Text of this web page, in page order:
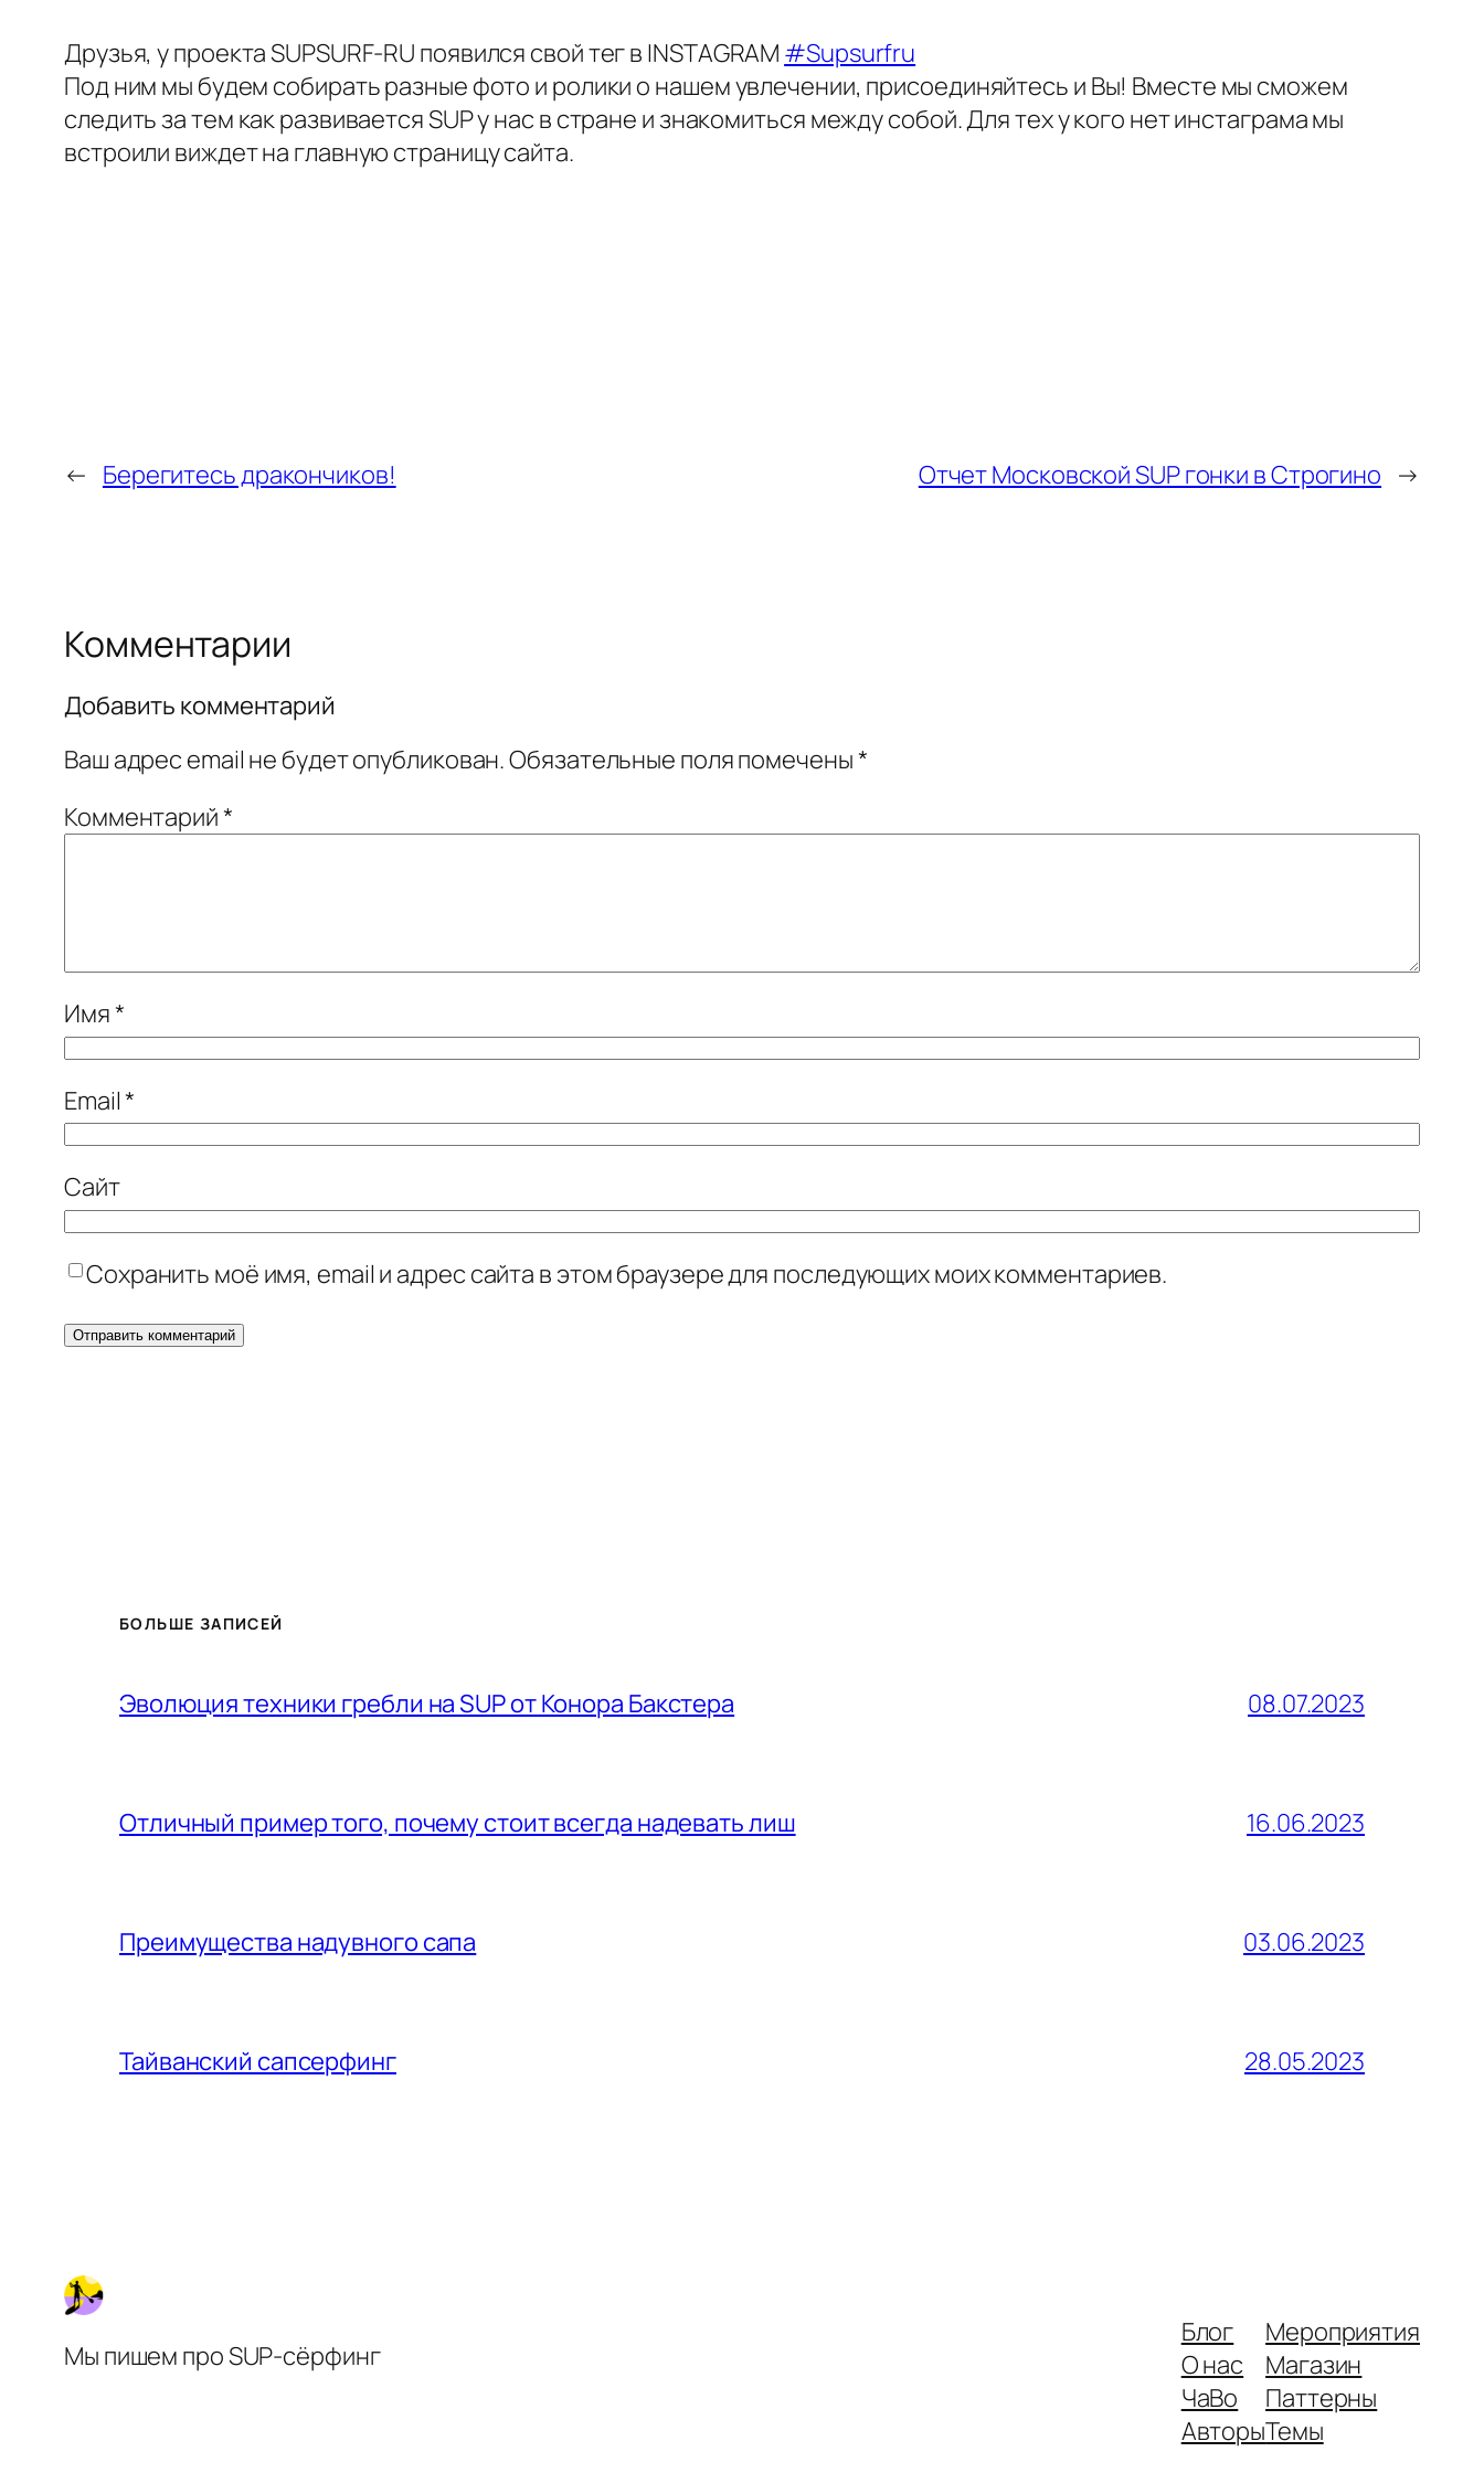
Друзья, у проекта SUPSURF-RU появился свой тег в INSTAGRAM #Supsurfru
Под ним мы будем собирать разные фото и ролики о нашем увлечении, присоединяйтесь и Вы! Вместе мы сможем
следить за тем как развивается SUP у нас в стране и знакомиться между собой. Для тех у кого нет инстаграма мы
встроили виждет на главную страницу сайта.
← Берегитесь дракончиков! Отчет Московской SUP гонки в Строгино →
Комментарии
Добавить комментарий
Ваш адрес email не будет опубликован.Обязательные поля помечены*
Комментарий*
Имя*
Email*
Сайт
Сохранить моё имя, email и адрес сайта в этом браузере для последующих моих комментариев.
БОЛЬШЕ ЗАПИСЕЙ
Эволюция техники гребли на SUP от Конора Бакстера 08.07.2023
Отличный пример того, почему стоит всегда надевать лиш 16.06.2023
Преимущества надувного сапа 03.06.2023
Тайванский сапсерфинг 28.05.2023
Мы пишем про SUP-сёрфинг
Блог
О нас
ЧаВо
Авторы
Мероприятия
Магазин
Паттерны
Темы